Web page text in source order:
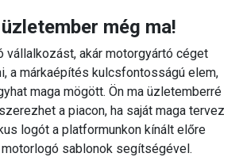
még ma!
vállalkozást, akár motorgyártó céget
a márkaépítés kulcsfontosságú elem,
maga mögött. Ön ma üzletemberré
a piacon, ha saját maga tervez
logót a platformunkon kínált előre
sablonok segítségével.